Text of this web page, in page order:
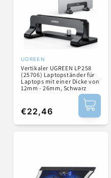
Anbieter:
UGREEN
Vertikaler UGREEN LP258
(25706) Laptopständer für
Laptops mit einer Dicke von
12mm - 26mm, Schwarz
Normaler
Preis
€22,46